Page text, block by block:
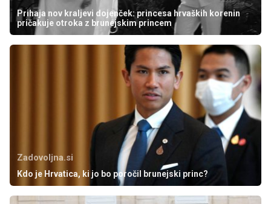
Prihaja nov kraljevi dojenček: princesa hrvaških korenin
pričakuje otroka z brunejskim princem
Zadovoljna.si
Kdo je Hrvatica, ki jo bo poročil brunejski princ?